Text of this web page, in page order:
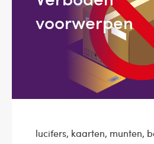
voorwerpen
lucifers, kaarten, munten,